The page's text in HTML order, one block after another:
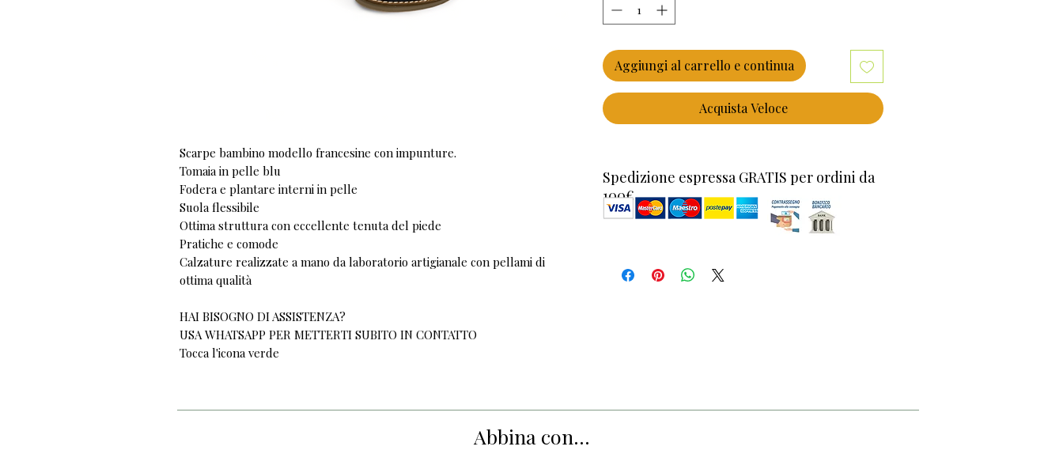
Scarpe bambino modello francesine con impunture.
Tomaia in pelle blu
Fodera e plantare interni in pelle
Suola flessibile
Ottima struttura con eccellente tenuta del piede
Pratiche e comode
Calzature realizzate a mano da laboratorio artigianale con pellami di
ottima qualità
HAI BISOGNO DI ASSISTENZA?
USA WHATSAPP PER METTERTI SUBITO IN CONTATTO
Tocca l'icona verde
Aggiungi al carrello e continua
Acquista Veloce
Spedizione espressa GRATIS per ordini da
100€
Abbina con...